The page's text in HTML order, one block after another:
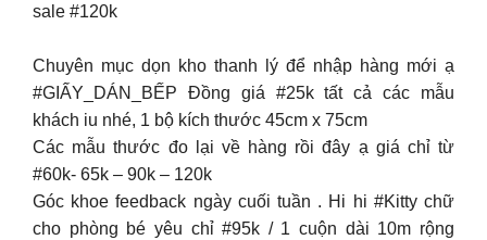
sale #120k
Chuyên mục dọn kho thanh lý để nhập hàng mới ạ
#GIẤY_DÁN_BẾP Đồng giá #25k tất cả các mẫu
khách iu nhé, 1 bộ kích thước 45cm x 75cm
Các mẫu thước đo lại về hàng rồi đây ạ giá chỉ từ
#60k- 65k – 90k – 120k
Góc khoe feedback ngày cuối tuần . Hi hi #Kitty chữ
cho phòng bé yêu chỉ #95k / 1 cuộn dài 10m rộng